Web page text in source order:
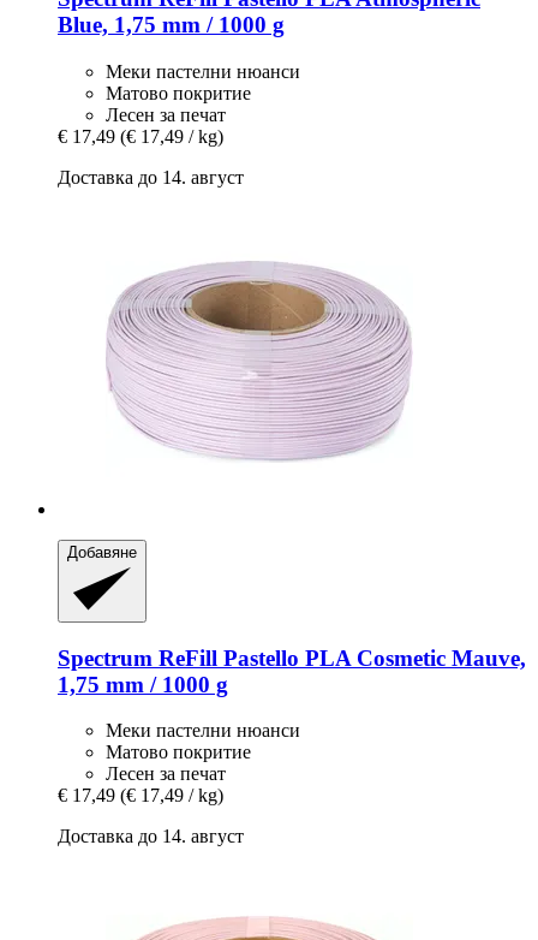
Blue, 1,75 mm / 1000 g
Меки пастелни нюанси
Матово покритие
Лесен за печат
€ 17,49 (€ 17,49 / kg)
Доставка до 14. август
Добавяне
Spectrum ReFill Pastello PLA Cosmetic Mauve,
1,75 mm / 1000 g
Меки пастелни нюанси
Матово покритие
Лесен за печат
€ 17,49 (€ 17,49 / kg)
Доставка до 14. август